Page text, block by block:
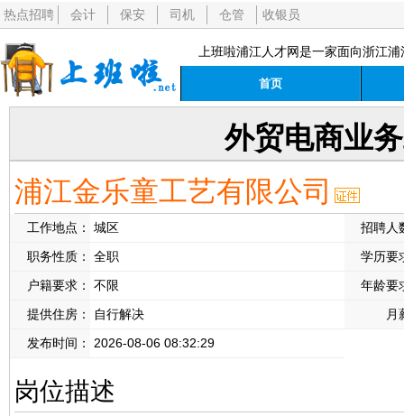
热点招聘 会计 保安 司机 仓管 收银员
上班啦浦江人才网是一家面向浙江
首页
外贸电商业
浦江金乐童工艺有限公司
工作地点： 城区
招聘人
职务性质：
全职
学历要
户籍要求：
不限
年龄要
提供住房：
自行解决
月
发布时间：
2026-08-06 08:32:29
岗位描述